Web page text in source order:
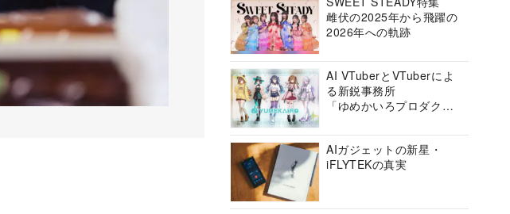
雌伏の2025年から飛躍の
2026年への軌跡
AI VTuberとVTuberによ
る新鋭事務所
「ゆめかいろプロダクシ
AIガジェットの新星・
iFLYTEKの真実